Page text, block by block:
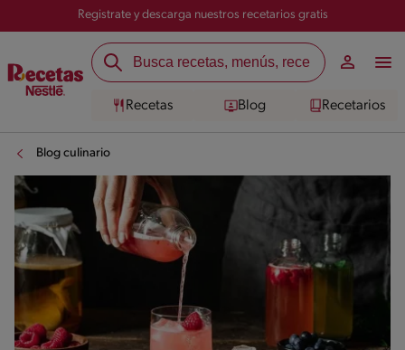
Registrate y descarga nuestros recetarios gratis
Recetas Blog Recetarios
Blog culinario